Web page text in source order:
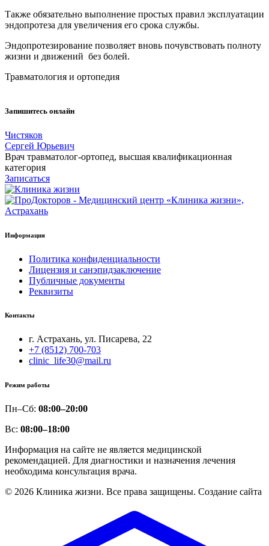
Также обязательно выполнение простых правил эксплуатации
эндопротеза для увеличения его срока службы.
Эндопротезирование позволяет вновь почувствовать полноту
жизни и движений без болей.
Травматология и ортопедия
Запишитесь онлайн
Чистяков
Сергей Юрьевич
Врач травматолог-ортопед, высшая квалификационная
категория
Записаться
Информация
Политика конфиденциальности
Лицензия и санэпидзаключение
Публичные документы
Реквизиты
Контакты
г. Астрахань, ул. Писарева, 22
+7 (8512) 700-703
clinic_life30@mail.ru
Режим работы
Пн–Сб: 08:00–20:00
Вс: 08:00–18:00
Информация на сайте не является медицинской
рекомендацией. Для диагностики и назначения лечения
необходима консультация врача.
© 2026 Клиника жизни. Все права защищены. Создание сайта